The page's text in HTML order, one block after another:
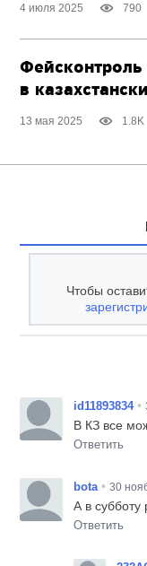
4 июля 2025 790
Фейсконтроль
в
13 мая 2025 1.8K
Чтобы
id11893834 •
В КЗ все
Ответить
bota • 30
А в субботу
Ответить